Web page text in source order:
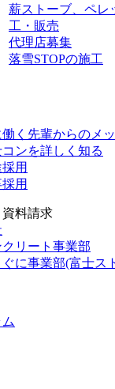
薪ストーブ、ペレ
工・販売
代理店募集
落雪STOPの施工
く先輩からのメ
ンを詳しく知る
用
用
料請求
クリート事業部
ぐに事業部(富士ス